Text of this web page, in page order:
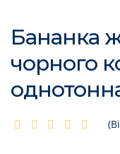
Бананка
чорного